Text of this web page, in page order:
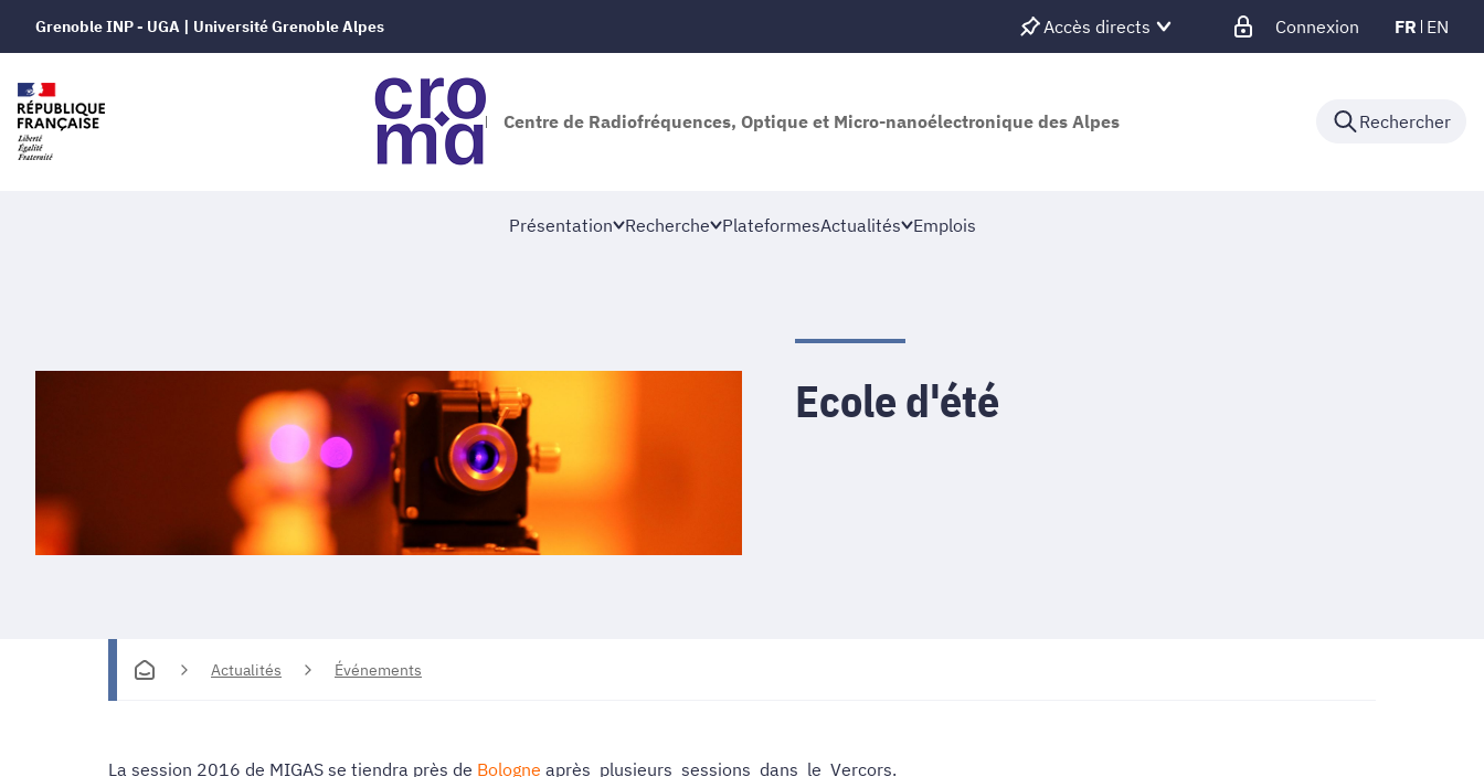
Grenoble INP - UGA | Université Grenoble Alpes Accès directs Connexion FR EN
Centre de Radiofréquences, Optique et Micro-nanoélectronique des Alpes Rechercher
Présentation Recherche PlateformesActualités Emplois
Ecole d'été
Actualités Événements
La session 2016 de MIGAS se tiendra près de Bologne après plusieurs sessions dans le Vercors.